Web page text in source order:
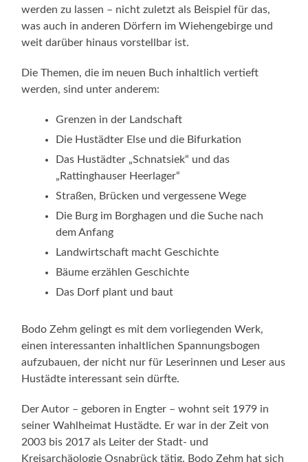
werden zu lassen – nicht zuletzt als Beispiel für das,
was auch in anderen Dörfern im Wiehengebirge und
weit darüber hinaus vorstellbar ist.
Die Themen, die im neuen Buch inhaltlich vertieft
werden, sind unter anderem:
Grenzen in der Landschaft
Die Hustädter Else und die Bifurkation
Das Hustädter „Schnatsiek“ und das
„Rattinghauser Heerlager“
Straßen, Brücken und vergessene Wege
Die Burg im Borghagen und die Suche nach
dem Anfang
Landwirtschaft macht Geschichte
Bäume erzählen Geschichte
Das Dorf plant und baut
Bodo Zehm gelingt es mit dem vorliegenden Werk,
einen interessanten inhaltlichen Spannungsbogen
aufzubauen, der nicht nur für Leserinnen und Leser aus
Hustädte interessant sein dürfte.
Der Autor – geboren in Engter – wohnt seit 1979 in
seiner Wahlheimat Hustädte. Er war in der Zeit von
2003 bis 2017 als Leiter der Stadt- und
Kreisarchäologie Osnabrück tätig. Bodo Zehm hat sich